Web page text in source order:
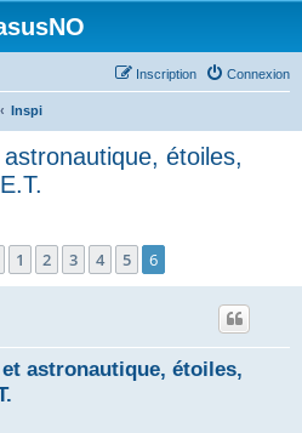
Connexion
Inscription
Inspi
étoiles,
Précédent
1 2 3 4 5 6
astronautique, étoiles,